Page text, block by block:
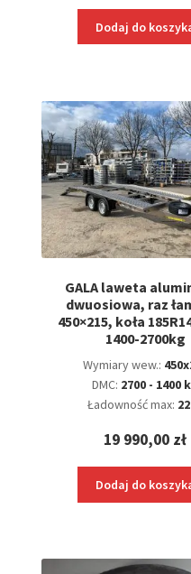
Dodaj do
GALA laweta
dwuosiowa, raz
450×215, koła
1400-2700kg
Wymiary wew.:
DMC: 2700 - 1400
Ładowność max:
19 990,00 zł
Dodaj do